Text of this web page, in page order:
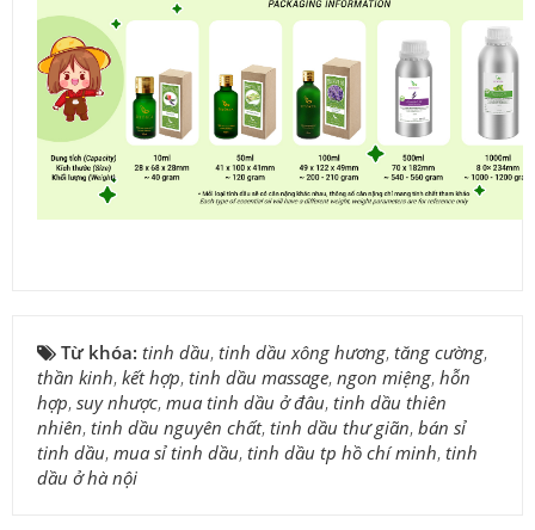
Từ khóa: tinh dầu, tinh dầu xông hương, tăng cường,
thần kinh, kết hợp, tinh dầu massage, ngon miệng, hỗn
hợp, suy nhược, mua tinh dầu ở đâu, tinh dầu thiên
nhiên, tinh dầu nguyên chất, tinh dầu thư giãn, bán sỉ
tinh dầu, mua sỉ tinh dầu, tinh dầu tp hồ chí minh, tinh
dầu ở hà nội